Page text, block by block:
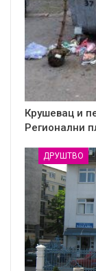
Крушевац и
Регионални
ДРУШТВО